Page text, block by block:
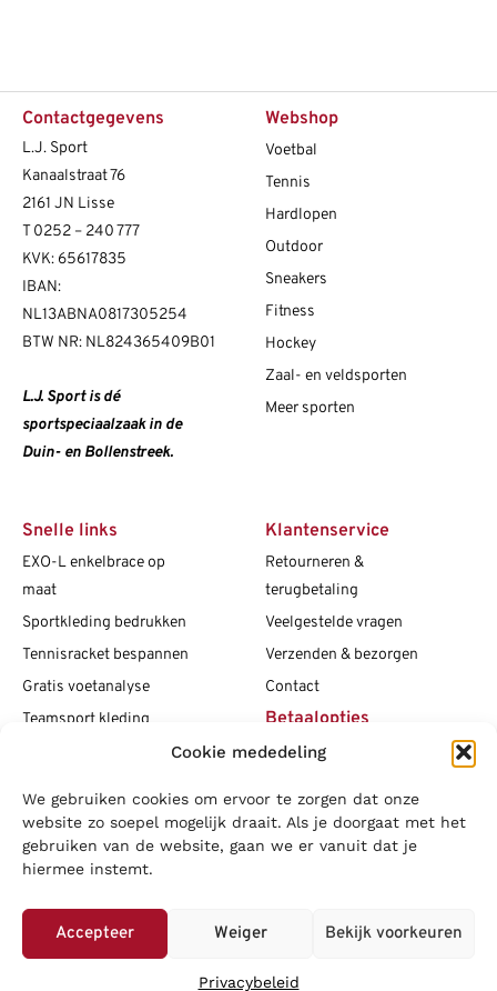
Cookie mededeling
We gebruiken cookies om ervoor te zorgen dat onze
website zo soepel mogelijk draait. Als je doorgaat met het
gebruiken van de website, gaan we er vanuit dat je
hiermee instemt.
Accepteer Weiger Bekijk voorkeuren
Privacybeleid
Contactgegevens
L.J. Sport
Kanaalstraat 76
2161 JN Lisse
T 0252 – 240 777
KVK: 65617835
IBAN:
NL13ABNA0817305254
BTW NR: NL824365409B01
L.J. Sport is dé
sportspeciaalzaak in de
Duin- en Bollenstreek.
Webshop
Voetbal
Tennis
Hardlopen
Outdoor
Sneakers
Fitness
Hockey
Zaal- en veldsporten
Meer sporten
Snelle links
EXO-L enkelbrace op
maat
Sportkleding bedrukken
Tennisracket bespannen
Gratis voetanalyse
Teamsport kleding
Vacatures
Blogs
Klantenservice
Retourneren &
terugbetaling
Veelgestelde vragen
Verzenden & bezorgen
Contact
Betaalopties
Social media
LOWA|Adidas| Mizuno
Superfeet